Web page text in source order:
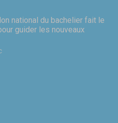
national du bachelier fait le
guider les nouveaux